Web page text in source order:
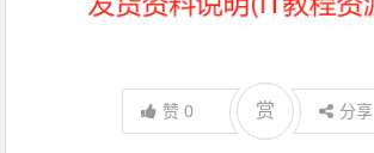
赞0 赏
赏 分享